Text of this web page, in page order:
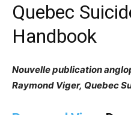
Quebec
Handbook
Nouvelle publication
Raymond Viger, Quebec